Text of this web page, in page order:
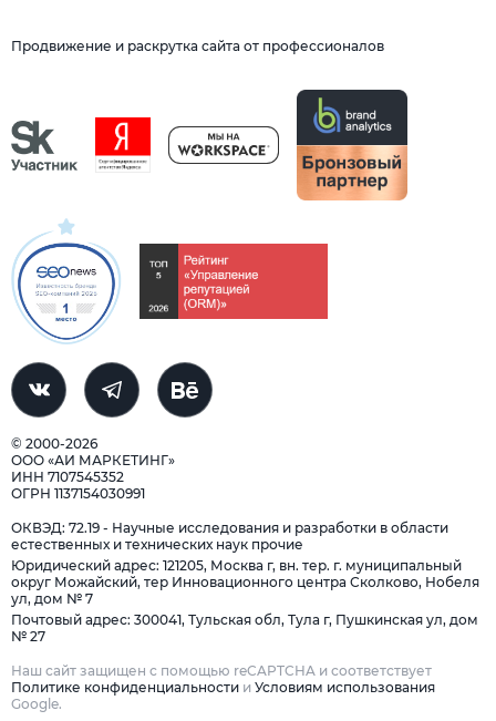
Продвижение и раскрутка сайта от профессионалов
© 2000-2026
ООО «АИ МАРКЕТИНГ»
ИНН 7107545352
ОГРН 1137154030991
ОКВЭД: 72.19 - Научные исследования и разработки в области
естественных и технических наук прочие
Юридический адрес: 121205, Москва г, вн. тер. г. муниципальный
округ Можайский, тер Инновационного центра Сколково, Нобеля
ул, дом № 7
Почтовый адрес: 300041, Тульская обл, Тула г, Пушкинская ул, дом
№ 27
Наш сайт защищен с помощью reCAPTCHA и соответствует
Политике конфиденциальности и Условиям использования
Google.